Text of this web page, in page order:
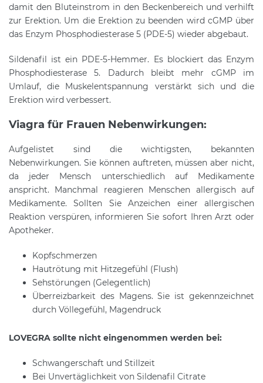
damit den Bluteinstrom in den Beckenbereich und verhilft
zur Erektion. Um die Erektion zu beenden wird cGMP über
das Enzym Phosphodiesterase 5 (PDE-5) wieder abgebaut.
Sildenafil ist ein PDE-5-Hemmer. Es blockiert das Enzym
Phosphodiesterase 5. Dadurch bleibt mehr cGMP im
Umlauf, die Muskelentspannung verstärkt sich und die
Erektion wird verbessert.
Viagra für Frauen Nebenwirkungen:
Aufgelistet sind die wichtigsten, bekannten
Nebenwirkungen. Sie können auftreten, müssen aber nicht,
da jeder Mensch unterschiedlich auf Medikamente
anspricht. Manchmal reagieren Menschen allergisch auf
Medikamente. Sollten Sie Anzeichen einer allergischen
Reaktion verspüren, informieren Sie sofort Ihren Arzt oder
Apotheker.
Kopfschmerzen
Hautrötung mit Hitzegefühl (Flush)
Sehstörungen (Gelegentlich)
Überreizbarkeit des Magens. Sie ist gekennzeichnet
durch Völlegefühl, Magendruck
LOVEGRA sollte nicht eingenommen werden bei:
Schwangerschaft und Stillzeit
Bei Unvertäglichkeit von Sildenafil Citrate